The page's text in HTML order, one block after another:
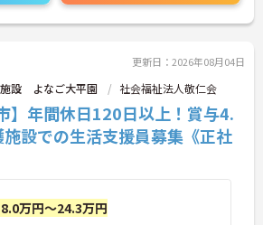
更新日：2026年08月04日
設 よなご大平園 社会福祉法人敬仁会
】年間休日120日以上！賞与4.
設での生活支援員募集《正社
万円～24.3万円